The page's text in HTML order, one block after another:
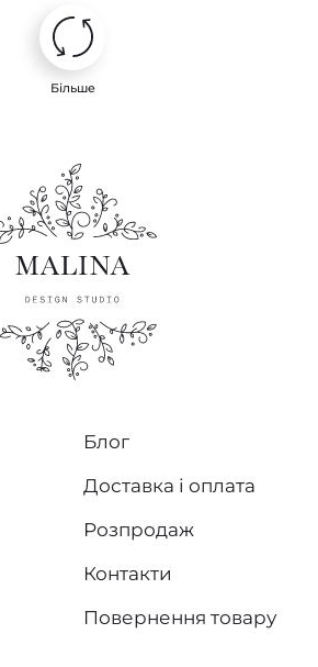
Більше
Блог
Доставка і оплата
Розпродаж
Контакти
Повернення товару